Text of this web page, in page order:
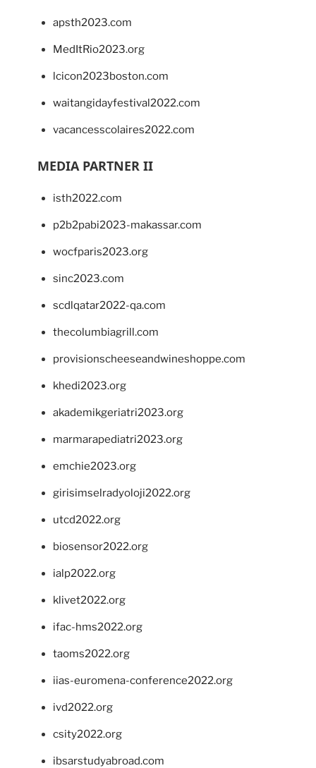
apsth2023.com
MedItRio2023.org
lcicon2023boston.com
waitangidayfestival2022.com
vacancesscolaires2022.com
MEDIA PARTNER II
isth2022.com
p2b2pabi2023-makassar.com
wocfparis2023.org
sinc2023.com
scdlqatar2022-qa.com
thecolumbiagrill.com
provisionscheeseandwineshoppe.com
khedi2023.org
akademikgeriatri2023.org
marmarapediatri2023.org
emchie2023.org
girisimselradyoloji2022.org
utcd2022.org
biosensor2022.org
ialp2022.org
klivet2022.org
ifac-hms2022.org
taoms2022.org
iias-euromena-conference2022.org
ivd2022.org
csity2022.org
ibsarstudyabroad.com